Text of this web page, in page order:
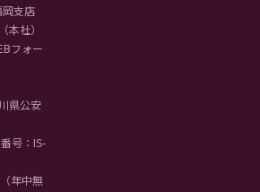
支店
本社）
フォー
県公安
号：IS-
年中無